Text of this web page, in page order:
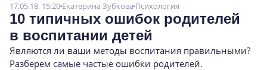
17.05.18, 15:20 Екатерина Зубкова Психология
10 типичных ошибок родителей
в воспитании детей
Являются ли ваши методы воспитания правильными?
Разберем самые частые ошибки родителей.